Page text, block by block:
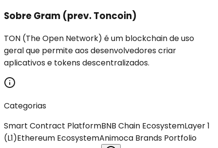
Sobre Gram (prev. Toncoin)
TON (The Open Network) é um blockchain de uso
geral que permite aos desenvolvedores criar
aplicativos e tokens descentralizados.
Categorias
Smart Contract PlatformBNB Chain EcosystemLayer 1
(L1)Ethereum EcosystemAnimoca Brands Portfolio